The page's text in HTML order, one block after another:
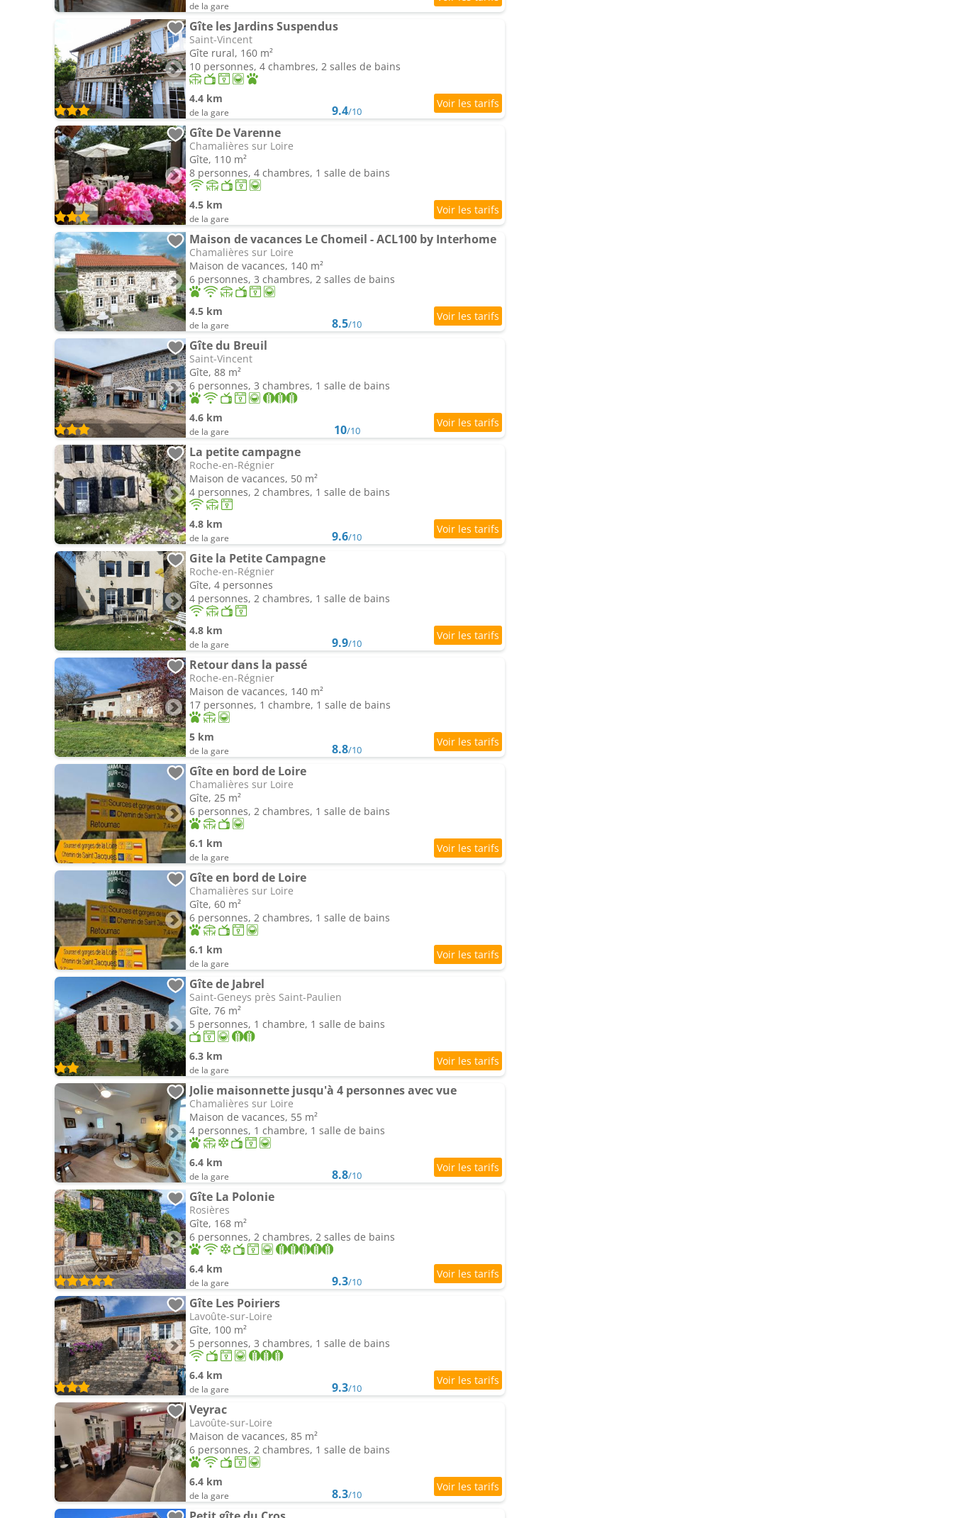
de la gare
Gîte les Jardins Suspendus
Saint-Vincent
Gîte rural, 160 m²
10 personnes, 4 chambres, 2 salles de bains
4.4 km
de la gare 9.4/10
Gîte De Varenne
Chamalières sur Loire
Gîte, 110 m²
8 personnes, 4 chambres, 1 salle de bains
4.5 km
de la gare
Maison de vacances Le Chomeil - ACL100 by Interhome
Chamalières sur Loire
Maison de vacances, 140 m²
6 personnes, 3 chambres, 2 salles de bains
4.5 km
de la gare 8.5/10
Gîte du Breuil
Saint-Vincent
Gîte, 88 m²
6 personnes, 3 chambres, 1 salle de bains
4.6 km
de la gare 10/10
La petite campagne
Roche-en-Régnier
Maison de vacances, 50 m²
4 personnes, 2 chambres, 1 salle de bains
4.8 km
de la gare 9.6/10
Gite la Petite Campagne
Roche-en-Régnier
Gîte, 4 personnes
4 personnes, 2 chambres, 1 salle de bains
4.8 km
de la gare 9.9/10
Retour dans la passé
Roche-en-Régnier
Maison de vacances, 140 m²
17 personnes, 1 chambre, 1 salle de bains
5 km
de la gare 8.8/10
Gîte en bord de Loire
Chamalières sur Loire
Gîte, 25 m²
6 personnes, 2 chambres, 1 salle de bains
6.1 km
de la gare
Gîte en bord de Loire
Chamalières sur Loire
Gîte, 60 m²
6 personnes, 2 chambres, 1 salle de bains
6.1 km
de la gare
Gîte de Jabrel
Saint-Geneys près Saint-Paulien
Gîte, 76 m²
5 personnes, 1 chambre, 1 salle de bains
6.3 km
de la gare
Jolie maisonnette jusqu'à 4 personnes avec vue
Chamalières sur Loire
Maison de vacances, 55 m²
4 personnes, 1 chambre, 1 salle de bains
6.4 km
de la gare 8.8/10
Gîte La Polonie
Rosières
Gîte, 168 m²
6 personnes, 2 chambres, 2 salles de bains
6.4 km
de la gare 9.3/10
Gîte Les Poiriers
Lavoûte-sur-Loire
Gîte, 100 m²
5 personnes, 3 chambres, 1 salle de bains
6.4 km
de la gare 9.3/10
Veyrac
Lavoûte-sur-Loire
Maison de vacances, 85 m²
6 personnes, 2 chambres, 1 salle de bains
6.4 km
de la gare 8.3/10